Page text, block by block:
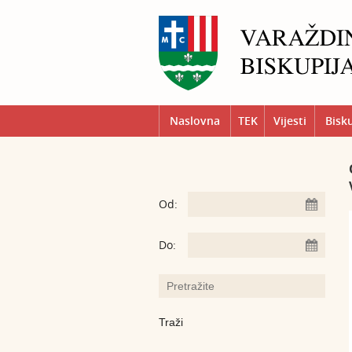
Naslovna TEK Vijesti
Od:
Do: